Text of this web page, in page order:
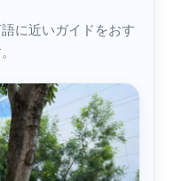
に近いガイドをおす